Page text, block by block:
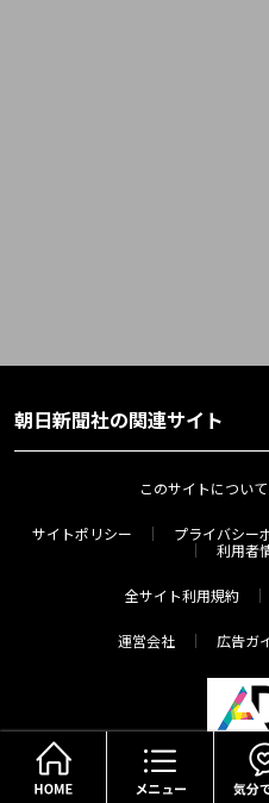
朝日新聞社の関連サイト
このサイトについて
サイトポリシー プライバシー
利用者
全サイト利用規約
運営会社 広告ガ